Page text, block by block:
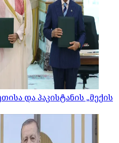
და პაკისტანის „მექის